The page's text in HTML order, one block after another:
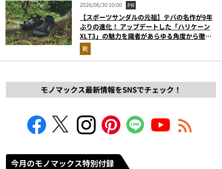
2026/06/30 10:00 PR
【スポーツサンダルの元祖】テバの名作が9年
ぶりの進化！ アップデートした「ハリケーン
XLT3」の魅力を識者があらゆる角度から徹底
解説！
靴
モノマックス最新情報をSNSでチェック！
今月のモノマックス特別付録